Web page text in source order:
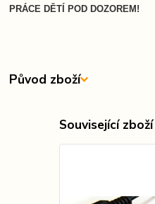
PRÁCE DĚTÍ POD DOZOREM!
Původ zboží
Související zboží